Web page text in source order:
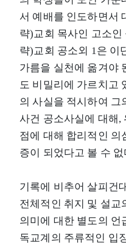
서 예배를 인도하면서
략)교회 목사인 고소인
략)교회 공소외 1은 이
가름을 실천에 옮겨야
도 비밀리에 가르치고
의 사실을 적시하여 그
사건 공소사실에 대해,
점에 대해 합리적인 의
증이 되었다고 볼 수
기록에 비추어 살피건
전체적인 취지 및 설교
의미에 대한 별도의 언
독교계의 주류적인 입